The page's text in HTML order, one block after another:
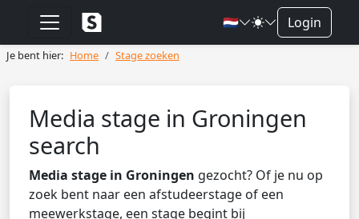
🇳🇱 Login
Je bent hier: Home Stage zoeken
Media stage in Groningen
search
Media stage in Groningen gezocht? Of je nu op
zoek bent naar een afstudeerstage of een
meewerkstage, een stage begint bij